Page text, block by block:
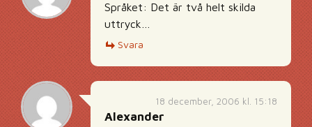
Språket: Det är två helt skilda
uttryck…
Svara
18 december, 2006 kl. 15:18
Alexander